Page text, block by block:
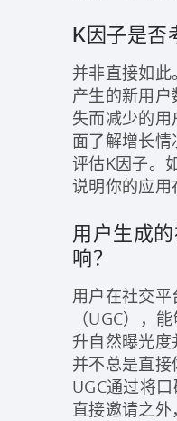
K因子是否
并非直接如
产生的新用
失而减少的
面了解增长
评估K因子。
说明你的应用
用户生成
响？
用户在社交
（UGC），
升自然曝光
并不总是直
UGC通过将
直接邀请之外